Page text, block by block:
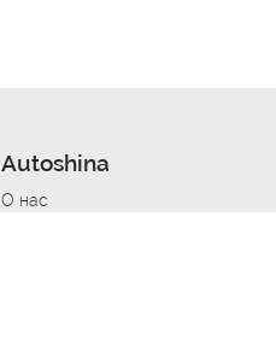
Autoshina
О нас